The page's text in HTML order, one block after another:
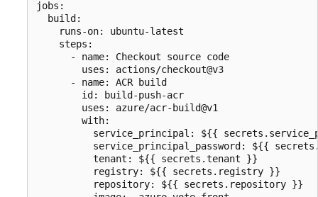
jobs:
  build:
    runs-on: ubuntu-latest
    steps:
      - name: Checkout source code
        uses: actions/checkout@v3
      - name: ACR build
        id: build-push-acr
        uses: azure/acr-build@v1
        with:
service_principal: ${{
service_principal_password: ${{
          tenant: ${{ secrets.tenant }}
          registry: ${{ secrets.registry }}
          repository: ${{ secrets.repository }}